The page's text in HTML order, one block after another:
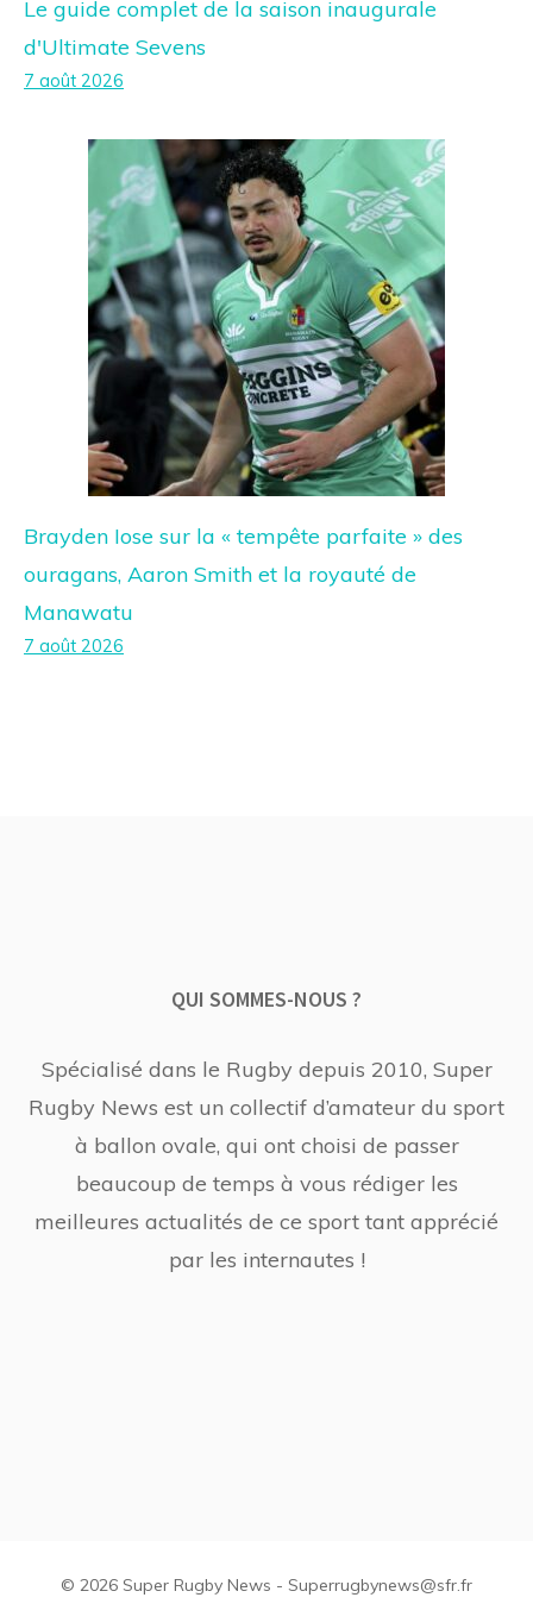
Le guide complet de la saison inaugurale
d'Ultimate Sevens
7 août 2026
Brayden Iose sur la « tempête parfaite » des
ouragans, Aaron Smith et la royauté de
Manawatu
7 août 2026
QUI SOMMES-NOUS ?
Spécialisé dans le Rugby depuis 2010, Super
Rugby News est un collectif d’amateur du sport
à ballon ovale, qui ont choisi de passer
beaucoup de temps à vous rédiger les
meilleures actualités de ce sport tant apprécié
par les internautes !
© 2026 Super Rugby News - Superrugbynews@sfr.fr